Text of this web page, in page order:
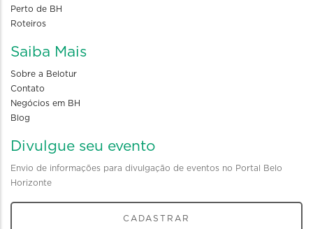
Perto de BH
Roteiros
Saiba Mais
Sobre a Belotur
Contato
Negócios em BH
Blog
Divulgue seu evento
Envio de informações para divulgação de eventos no Portal Belo
Horizonte
CADASTRAR